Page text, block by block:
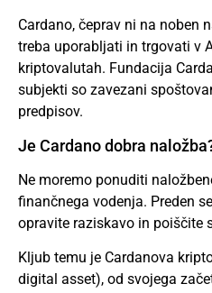
Cardano, čeprav ni na noben
treba uporabljati in trgovati v
kriptovalutah. Fundacija
subjekti so zavezani
predpisov.
Je Cardano dobra
Ne moremo ponuditi
finančnega vodenja. Preden
opravite raziskavo in poiščite
Kljub temu je Cardanova
digital asset), od svojega